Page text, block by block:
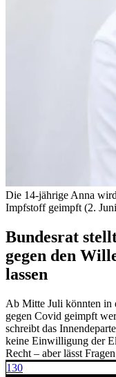
Die 14-jährige Anna
Impfstoff geimpft (2.
Bundesrat
gegen den
lassen
Ab Mitte Juli könnten in
gegen Covid geimpft
schreibt das
keine Einwilligung der
Recht – aber lässt
130